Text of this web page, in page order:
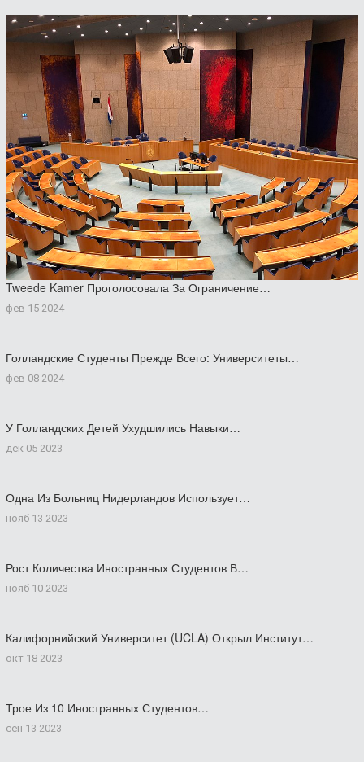
Tweede Kamer Проголосовала За Ограничение…
фев 15 2024
Голландские Студенты Прежде Всего: Университеты…
фев 08 2024
У Голландских Детей Ухудшились Навыки…
дек 05 2023
Одна Из Больниц Нидерландов Использует…
нояб 13 2023
Рост Количества Иностранных Студентов В…
нояб 10 2023
Калифорнийский Университет (UCLA) Открыл Институт…
окт 18 2023
Трое Из 10 Иностранных Студентов…
сен 13 2023